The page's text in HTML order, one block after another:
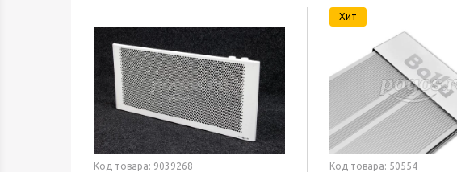
Код товара: 9039268
Хит
Код товара: 50554